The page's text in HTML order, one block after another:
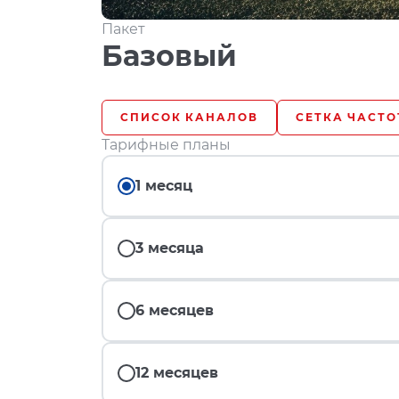
Пакет
Базовый
СПИСОК КАНАЛОВ СЕТКА
Тарифные планы
1 месяц
3 месяца
6 месяцев
12 месяцев